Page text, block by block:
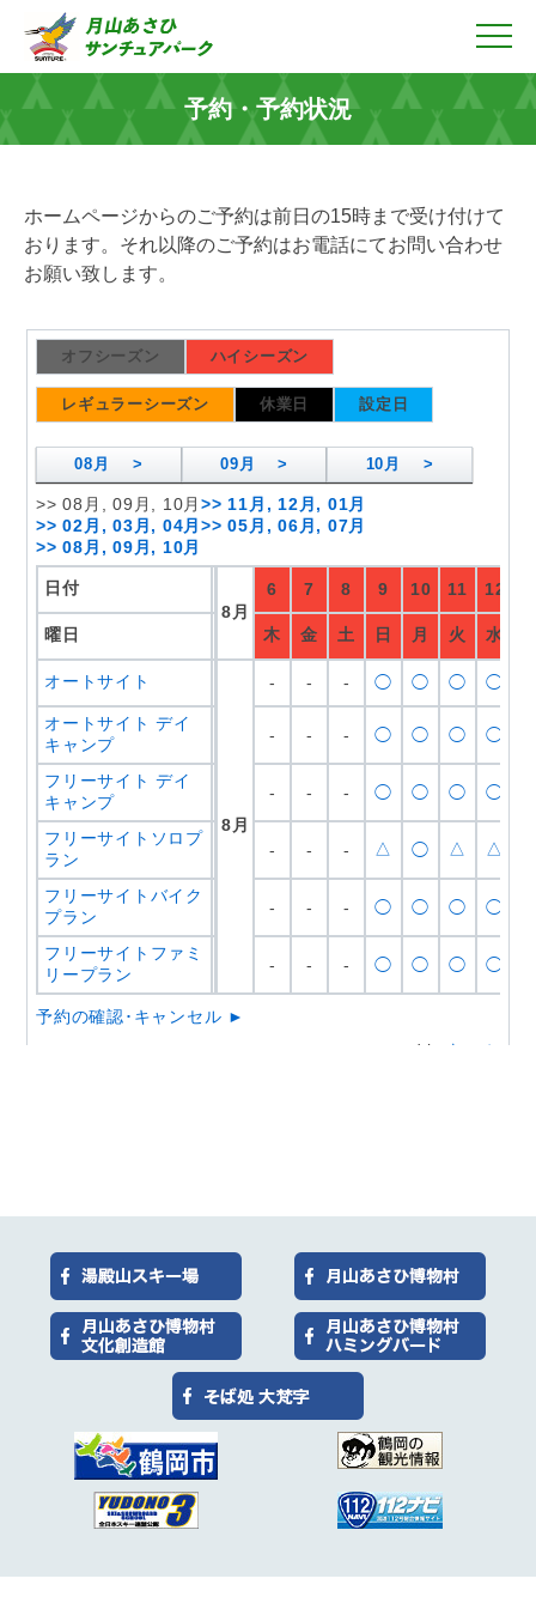
content
予約・予約状況
ホームページからのご予約は前日の15時まで受け付けて
おります。それ以降のご予約はお電話にてお問い合わせ
お願い致します。